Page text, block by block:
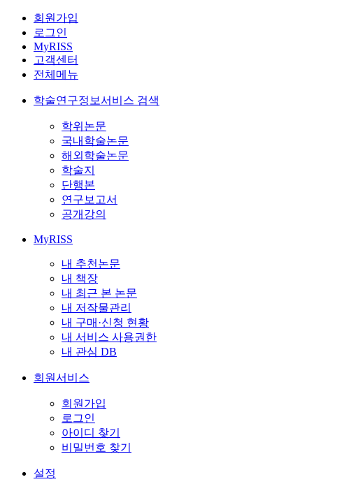
회원가입
로그인
MyRISS
고객센터
전체메뉴
학술연구정보서비스 검색
학위논문
국내학술논문
해외학술논문
학술지
단행본
연구보고서
공개강의
MyRISS
내 추천논문
내 책장
내 최근 본 논문
내 저작물관리
내 구매·신청 현황
내 서비스 사용권한
내 관심 DB
회원서비스
회원가입
로그인
아이디 찾기
비밀번호 찾기
설정